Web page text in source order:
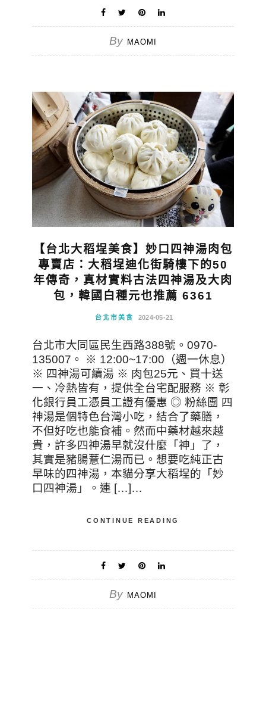
By MAOMI
【台北大稻埕美食】妙口四神湯肉包
專賣店：大稻埕迪化街騎樓下的50
年傳奇，真材實料古法四神湯及大肉
包，韓國白種元也推薦 6361
台北市美食 2024-05-21
台北市大同區民生西路388號。0970-
135007。 ※ 12:00~17:00（週一休息）
※ 四神湯可續湯 ※ 肉包25元、買十送
一、冷熱皆有，提供全台宅配服務 ※ 彰
化銀行員工憑員工證有優惠 ◎ 粉絲團 四
神湯是個特色台灣小吃，結合了藥膳，
不但好吃也能食補。然而中藥材越來越
貴，許多四神湯早就沒什麼「神」了，
其實是豬腸薏仁湯而已。想要吃純正古
早味的四神湯，本貓分享大稻埕的「妙
口四神湯」。連 […]…
CONTINUE READING
By MAOMI